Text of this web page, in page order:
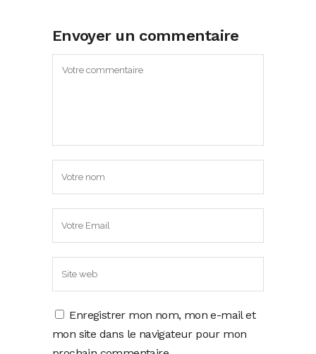
Envoyer un commentaire
Enregistrer mon nom, mon e-mail et
mon site dans le navigateur pour mon